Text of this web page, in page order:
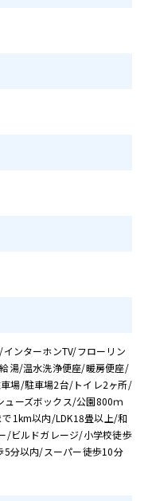
ンターホンTV/フローリン
湯/温水洗浄便座/暖房便座/
場/駐車場2台/トイレ2ヶ所/
ーズボックス/公園800ｍ
1km以内/LDK18畳以上/和
/ビルドガレージ/小学校徒歩
分以内/スーパー徒歩10分